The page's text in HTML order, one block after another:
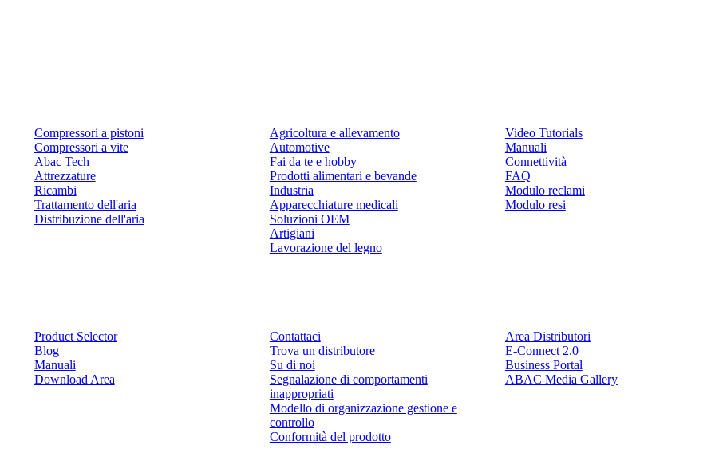
Compressori a pistoni
Compressori a vite
Abac Tech
Attrezzature
Ricambi
Trattamento dell'aria
Distribuzione dell'aria
Agricoltura e allevamento
Automotive
Fai da te e hobby
Prodotti alimentari e bevande
Industria
Apparecchiature medicali
Soluzioni OEM
Artigiani
Lavorazione del legno
Video Tutorials
Manuali
Connettività
FAQ
Modulo reclami
Modulo resi
Product Selector
Blog
Manuali
Download Area
Contattaci
Trova un distributore
Su di noi
Segnalazione di comportamenti
inappropriati
Modello di organizzazione gestione e
controllo
Conformità del prodotto
Area Distributori
E-Connect 2.0
Business Portal
ABAC Media Gallery